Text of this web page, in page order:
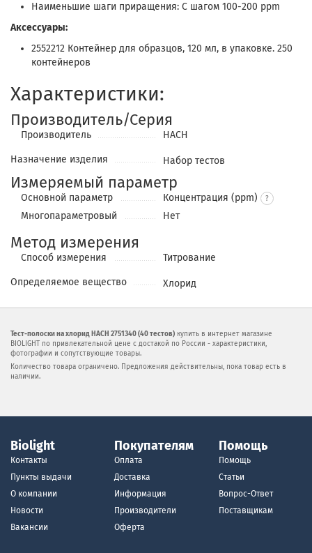
Наименьшие шаги приращения: С шагом 100-200 ppm
Аксессуары:
2552212 Контейнер для образцов, 120 мл, в упаковке. 250
контейнеров
Характеристики:
Производитель/Серия
Производитель HACH
Назначение изделия Набор тестов
Измеряемый параметр
Основной параметр
Концентрация (ppm)
Многопараметровый
Нет
Метод измерения
Cпособ измерения Титрование
Определяемое вещество Хлорид
Тест-полоски на хлорид HACH 2751340 (40 тестов) купить в интернет магазине
BIOLIGHT по привлекательной цене с достакой по России - характеристики,
фотографии и сопутствующие товары.
Количество товара ограничено. Предложения действительны, пока товар есть в
наличии.
Biolight
Контакты
Пункты выдачи
О компании
Новости
Вакансии
Покупателям
Оплата
Доставка
Информация
Производители
Оферта
Помощь
Помощь
Статьи
Вопрос-Ответ
Поставщикам